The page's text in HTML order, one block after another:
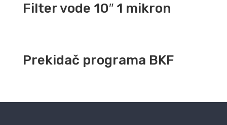
Filter vode 10″ 1 mikron
Prekidač programa BKF